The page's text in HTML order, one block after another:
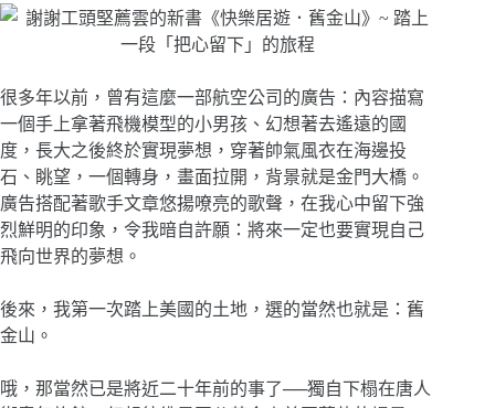
很多年以前，曾有這麼一部航空公司的廣告：內容描寫
一個手上拿著飛機模型的小男孩、幻想著去遙遠的國
度，長大之後終於實現夢想，穿著帥氣風衣在海邊投
石、眺望，一個轉身，畫面拉開，背景就是金門大橋。
廣告搭配著歌手文章悠揚嘹亮的歌聲，在我心中留下強
烈鮮明的印象，令我暗自許願：將來一定也要實現自己
飛向世界的夢想。
後來，我第一次踏上美國的土地，選的當然也就是：舊
金山。
哦，那當然已是將近二十年前的事了──獨自下榻在唐人